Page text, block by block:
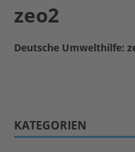
zeo2
Deutsche Umwelthilfe:
KATEGORIEN